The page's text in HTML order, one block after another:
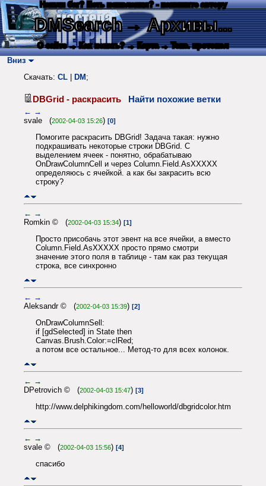
Нашли баг? Есть пожелания? - напишите автору
DMSearch→ Архивы...
О сайте → Как искать? → Карта → Текс. протокол
Вниз
Скачать: CL DM ;
DBGrid - раскрасить Найти похожие ветки
← →
svale (2002-04-03 15:26) [0]
Помогите раскрасить DBGrid! Задача такая: нужно
подкрашивать некоторые строки DBGrid. С
выделением ячеек - понятно, обрабатываю
OnDrawColumnCell и через Column.Field.AsXXXXX
определяюсь с ячейкой. а как бы закрасить всю
строку?
← →
Romkin © (2002-04-03 15:34) [1]
Просто присобачь этот эвент на все ячейки, а вместо
Column.Field.AsXXXXX просто прямо смотри
значение этого поля в таблице - там как раз текущая
строка, все синхронно
← →
Aleksandr © (2002-04-03 15:39) [2]
OnDrawColumnSell:
if [gdSelected] in State then
Canvas.Brush.Color:=clRed;
а потом все остальное... Метод-то для всех колонок.
← →
DPetrovich © (2002-04-03 15:47) [3]
http://www.delphikingdom.com/helloworld/dbgridcolor.htm
← →
svale © (2002-04-03 15:56) [4]
спасибо